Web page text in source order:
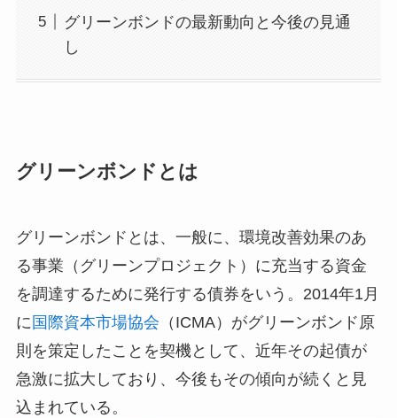
グリーンボンドの最新動向と今後の見通
し
グリーンボンドとは
グリーンボンドとは、一般に、環境改善効果のあ
る事業（グリーンプロジェクト）に充当する資金
を調達するために発行する債券をいう。2014年1月
に 国際資本市場協会 （ICMA）がグリーンボンド原
則を策定したことを契機として、近年その起債が
急激に拡大しており、今後もその傾向が続くと見
込まれている。